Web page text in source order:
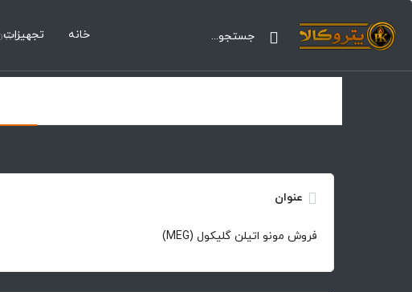
خانه
عنوان
فروش مونو اتیلن گلیکول (MEG)